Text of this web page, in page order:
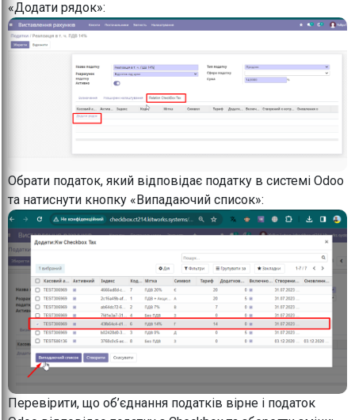
«Додати рядок»:
Обрати податок, який відповідає податку в системі Odoo
та натиснути кнопку «Випадаючий список»:
Перевірити, що об’єднання податків вірне і податок